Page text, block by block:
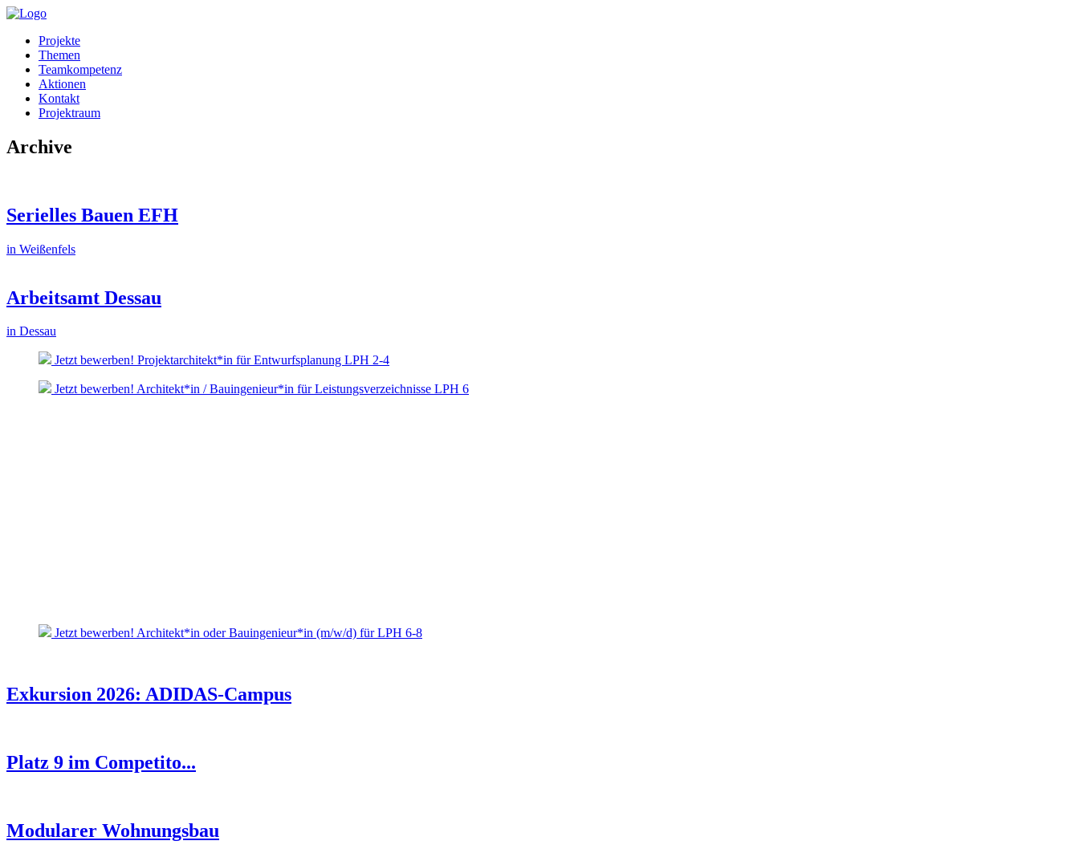
Projekte
Themen
Teamkompetenz
Aktionen
Kontakt
Projektraum
Archive
Serielles Bauen EFH
in Weißenfels
Arbeitsamt Dessau
in Dessau
Jetzt bewerben! Projektarchitekt*in für Entwurfsplanung LPH 2-4
Jetzt bewerben! Architekt*in / Bauingenieur*in für Leistungsverzeichnisse LPH 6
Jetzt bewerben! Architekt*in oder Bauingenieur*in (m/w/d) für LPH 6-8
Exkursion 2026: ADIDAS-Campus
Platz 9 im Competito...
Modularer Wohnungsbau